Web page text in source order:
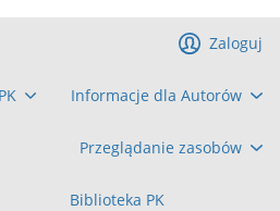
Informacje dla Autorów
Przeglądanie zasobów
Biblioteka PK
Zaloguj